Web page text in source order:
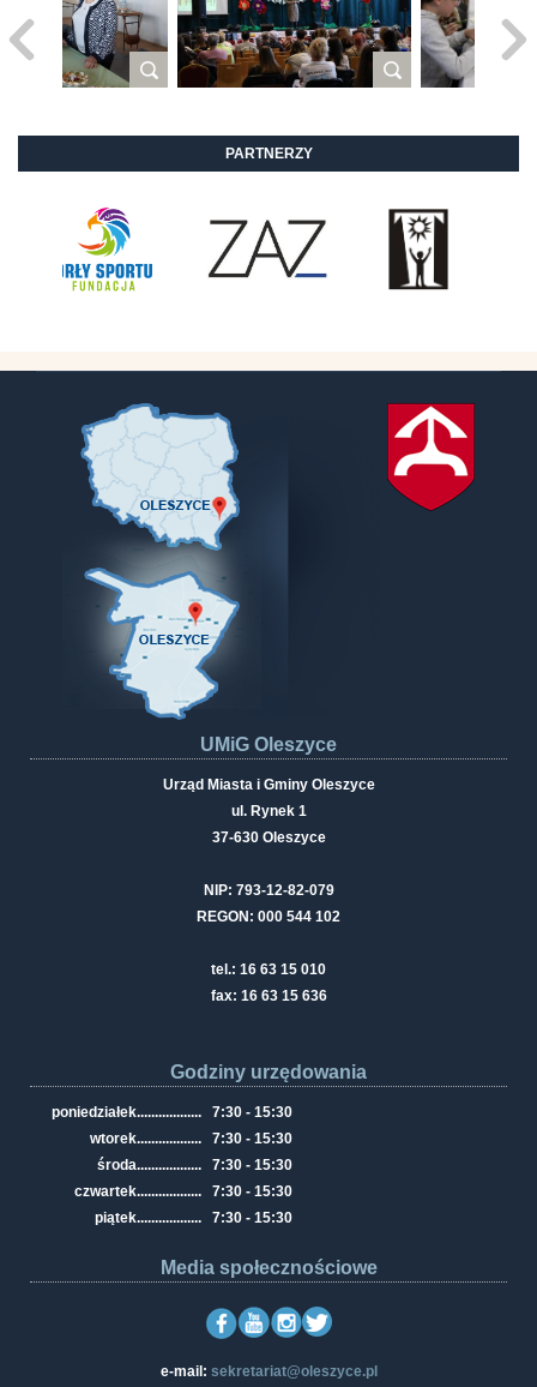
PARTNERZY
UMiG Oleszyce
Urząd Miasta i Gminy Oleszyce
ul. Rynek 1
37-630 Oleszyce
NIP: 793-12-82-079
REGON: 000 544 102
tel.: 16 63 15 010
fax: 16 63 15 636
Godziny urzędowania
poniedziałek..................
7:30 - 15:30
wtorek..................
7:30 - 15:30
środa..................
7:30 - 15:30
czwartek..................
7:30 - 15:30
piątek.................. 7:30 - 15:30
Media społecznościowe
e-mail: sekretariat@oleszyce.pl